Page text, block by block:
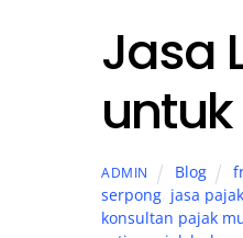
Jasa
ADMIN Blog
serpong jasa
konsultan pajak